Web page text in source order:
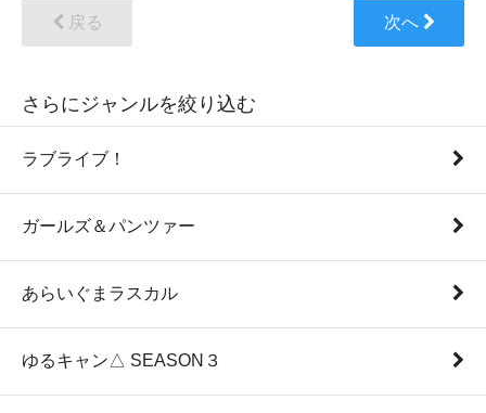
戻る 次へ
さらにジャンルを絞り込む
ラブライブ！
ガールズ＆パンツァー
あらいぐまラスカル
ゆるキャン△ SEASON３